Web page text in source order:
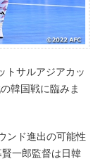
トサルアジアカッ
韓国戦に臨みま
ンド進出の可能性
一郎監督は日韓